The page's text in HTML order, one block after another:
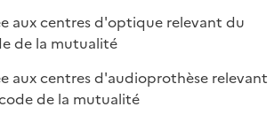
aux centres d'optique relevant du
de la mutualité
aux centres d'audioprothèse relevant
de la mutualité